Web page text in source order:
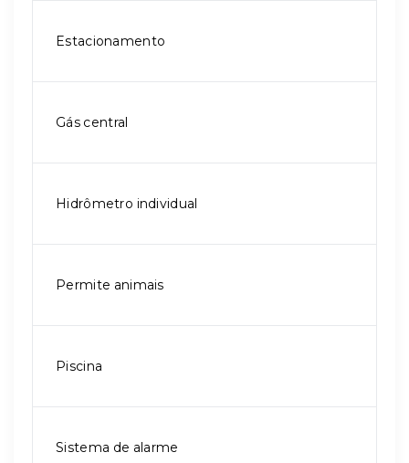
Estacionamento
Gás central
Hidrômetro individual
Permite animais
Piscina
Sistema de alarme